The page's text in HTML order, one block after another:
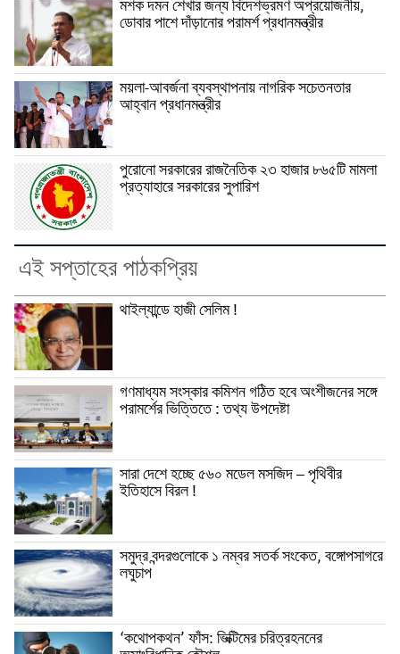
মশক দমন শেখার জন্য বিদেশভ্রমণ অপ্রয়োজনীয়,
ডোবার পাশে দাঁড়ানোর পরামর্শ প্রধানমন্ত্রীর
ময়লা-আবর্জনা ব্যবস্থাপনায় নাগরিক সচেতনতার
আহ্বান প্রধানমন্ত্রীর
পুরোনো সরকারের রাজনৈতিক ২৩ হাজার ৮৬৫টি মামলা
প্রত্যাহারে সরকারের সুপারিশ
এই সপ্তাহের পাঠকপ্রিয়
থাইল্যান্ডে হাজী সেলিম !
গণমাধ্যম সংস্কার কমিশন গঠিত হবে অংশীজনের সঙ্গে
পরামর্শের ভিত্তিতে : তথ্য উপদেষ্টা
সারা দেশে হচ্ছে ৫৬০ মডেল মসজিদ – পৃথিবীর
ইতিহাসে বিরল !
সমুদ্র বন্দরগুলোকে ১ নম্বর সতর্ক সংকেত, বঙ্গোপসাগরে
লঘুচাপ
‘কথোপকথন’ ফাঁস: ভিক্টিমের চরিত্রহননের